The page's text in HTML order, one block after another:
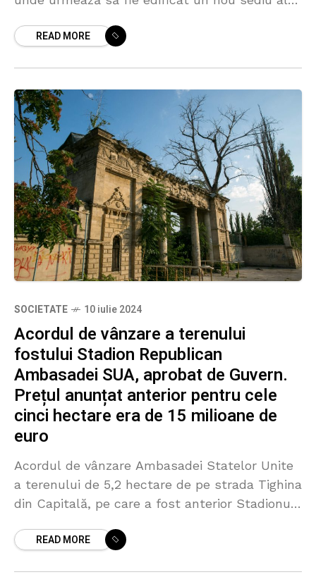
ani de la
READ MORE
SOCIETATE 10 iulie 2024
Acordul de vânzare a terenului
fostului Stadion Republican
Ambasadei SUA, aprobat de Guvern.
Prețul anunțat anterior pentru cele
cinci hectare era de 15 milioane de
euro
Acordul de vânzare Ambasadei Statelor Unite
a terenului de 5,2 hectare de pe strada Tighina
din Capitală, pe care a fost anterior Stadionul
READ MORE